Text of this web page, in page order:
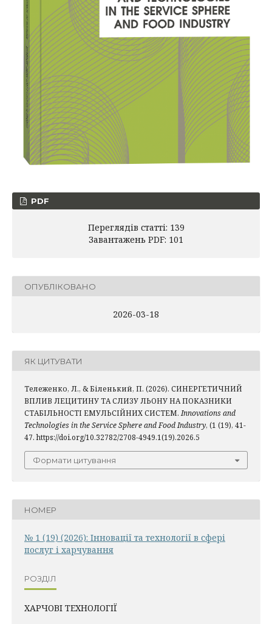
PDF
Переглядів статті: 139
Завантажень PDF: 101
ОПУБЛІКОВАНО
2026-03-18
ЯК ЦИТУВАТИ
Тележенко, Л., & Біленький, П. (2026). СИНЕРГЕТИЧНИЙ
ВПЛИВ ЛЕЦИТИНУ ТА СЛИЗУ ЛЬОНУ НА ПОКАЗНИКИ
СТАБІЛЬНОСТІ ЕМУЛЬСІЙНИХ СИСТЕМ.Innovations and
Technologies in the Service Sphere and Food Industry, (1 (19), 41-
47. https://doi.org/10.32782/2708-4949.1(19).2026.5
Формати цитування
НОМЕР
№ 1 (19) (2026): Інновації та технології в сфері
послуг і харчування
РОЗДІЛ
ХАРЧОВІ ТЕХНОЛОГІЇ